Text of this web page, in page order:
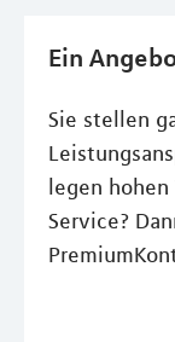
Ein
Sie stellen
legen
Service?